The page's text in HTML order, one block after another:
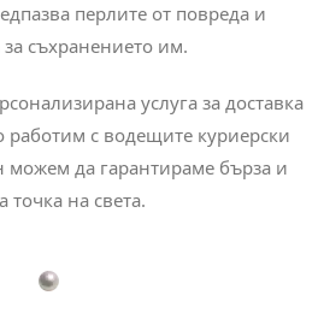
перлите от повреда и
съхранението им.
услуга за доставка
работим с водещите куриерски
да гарантираме бърза и
точка на света.